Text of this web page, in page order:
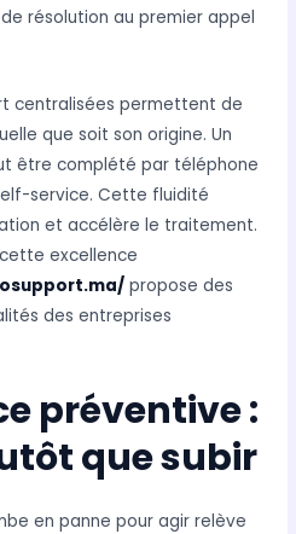
résolution au premier appel
centralisées permettent de
que soit son origine. Un
être complété par téléphone
service. Cette fluidité
et accélère le traitement.
excellence
propose des
des entreprises
préventive :
que subir
en panne pour agir relève